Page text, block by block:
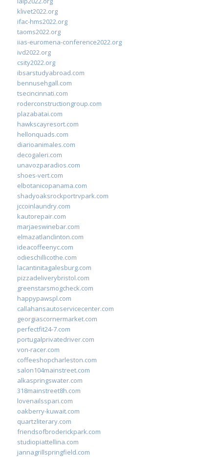
klivet2022.org
ifac-hms2022.org
taoms2022.org
iias-euromena-conference2022.org
ivd2022.org
csity2022.org
ibsarstudyabroad.com
bennusehgall.com
tsecincinnati.com
roderconstructiongroup.com
plazabatai.com
hawkscayresort.com
hellonquads.com
diarioanimales.com
decogaleri.com
unavozparadios.com
shoes-vert.com
elbotanicopanama.com
shadyoaksrockportrvpark.com
jccoinlaundry.com
kautorepair.com
marjaeswinebar.com
elmazatlanclinton.com
ideacoffeenyc.com
odieschillicothe.com
lacantinitagalesburg.com
pizzadeliverybristol.com
greenstarsmogcheck.com
happypawspl.com
callahansautoservicecenter.com
georgiascornermarket.com
perfectfit24-7.com
portugalprivatedriver.com
von-racer.com
coffeeshopcharleston.com
salon104mainstreet.com
alkaspringswater.com
318mainstreet8h.com
lovenailsspari.com
oakberry-kuwait.com
quartzliterary.com
friendsofbroderickpark.com
studiopiattellina.com
jannagrillspringfield.com